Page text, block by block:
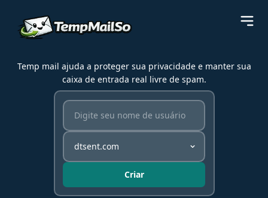
Temp mail ajuda a proteger sua privacidade e manter sua
caixa de entrada real livre de spam.
Criar